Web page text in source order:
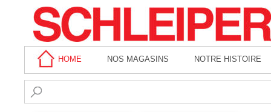
HOME NOS MAGASINS NOTRE HISTOIRE